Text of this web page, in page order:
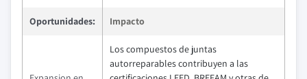
Oportunidades: Impacto
Los compuestos de juntas
autorreparables contribuyen a las